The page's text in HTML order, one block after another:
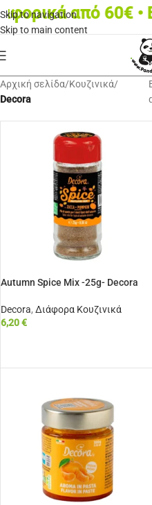
Skip to navigation
Skip to main content
από 60€ • Box
Αρχική σελίδα/Κουζινικά/
Decora
Autumn Spice Mix -25g- Decora
Decora, Διάφορα Κουζινικά
6,20€